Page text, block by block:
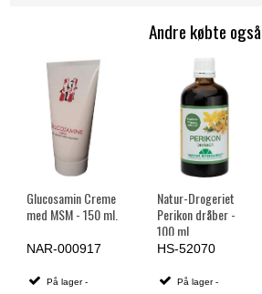
Andre købte også
Glucosamin Creme
med MSM - 150 ml.
NAR-000917
På lager -
Natur-Drogeriet
Perikon dråber -
100 ml.
HS-52070
På lager -